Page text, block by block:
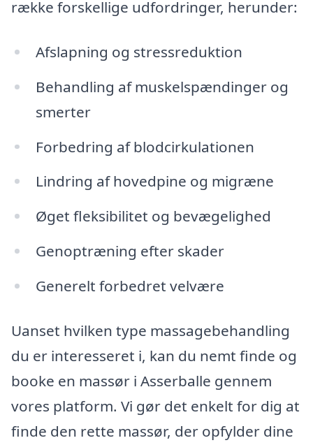
række forskellige udfordringer, herunder:
Afslapning og stressreduktion
Behandling af muskelspændinger og
smerter
Forbedring af blodcirkulationen
Lindring af hovedpine og migræne
Øget fleksibilitet og bevægelighed
Genoptræning efter skader
Generelt forbedret velvære
Uanset hvilken type massagebehandling
du er interesseret i, kan du nemt finde og
booke en massør i Asserballe gennem
vores platform. Vi gør det enkelt for dig at
finde den rette massør, der opfylder dine